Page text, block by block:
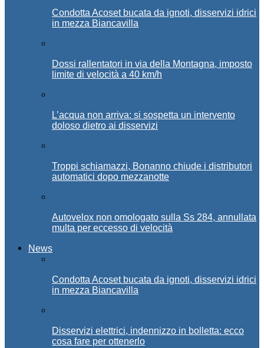
Condotta Acoset bucata da ignoti, disservizi idrici
in mezza Biancavilla
Dossi rallentatori in via della Montagna, imposto
limite di velocità a 40 km/h
L’acqua non arriva: si sospetta un intervento
doloso dietro ai disservizi
Troppi schiamazzi, Bonanno chiude i distributori
automatici dopo mezzanotte
Autovelox non omologato sulla Ss 284, annullata
multa per eccesso di velocità
News
Condotta Acoset bucata da ignoti, disservizi idrici
in mezza Biancavilla
Disservizi elettrici, indennizzo in bolletta: ecco
cosa fare per ottenerlo